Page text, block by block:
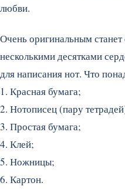
любви.
Очень оригинальным
несколькими десятками
для написания нот. Что
1. Красная бумага;
2. Нотописец (пару
3. Простая бумага;
4. Клей;
5. Ножницы;
6. Картон.